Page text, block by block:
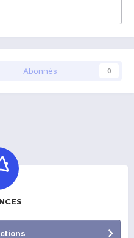
Abonnés 0